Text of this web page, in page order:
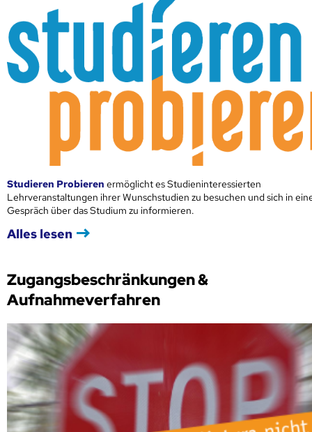
Studieren Probieren ermöglicht es Studieninteressierten
Lehrveranstaltungen ihrer Wunschstudien zu besuchen und sich in
Gespräch über das Studium zu informieren.
Alles lesen
Zugangsbeschränkungen &
Aufnahmeverfahren